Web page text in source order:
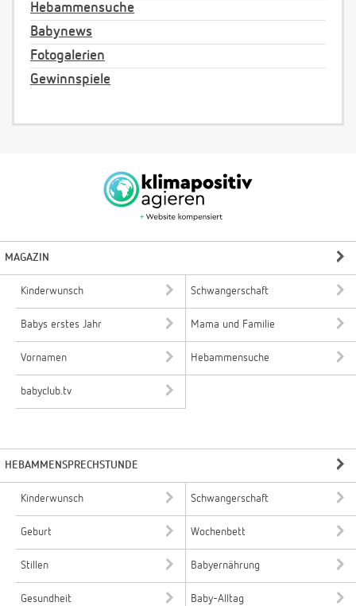
Hebammensuche
Babynews
Fotogalerien
Gewinnspiele
MAGAZIN
Kinderwunsch Schwangerschaft
Babys erstes Jahr Mama und Familie
Vornamen Hebammensuche
babyclub.tv
HEBAMMENSPRECHSTUNDE
Kinderwunsch Schwangerschaft
Geburt Wochenbett
Stillen Babyernährung
Gesundheit Baby-Alltag